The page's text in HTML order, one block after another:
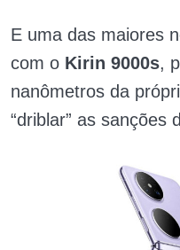
E uma das maiores
com o Kirin 9000s,
nanômetros da
“driblar” as sanções